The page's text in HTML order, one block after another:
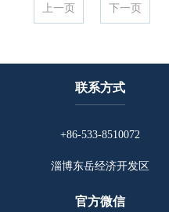
上一页 下一页
联系方式
+86-533-8510072
淄博东岳经济开发区
官方微信